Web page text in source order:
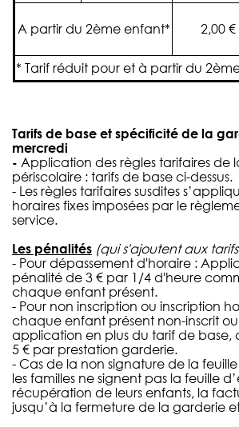
A partir du 2ème enfant* 2,00 €
* Tarif réduit pour et à partir du
Tarifs de base et spécificité de la
mercredi
- Application des règles tarifaires de
périscolaire : tarifs de base ci-dessus.
- Les règles tarifaires susdites
horaires fixes imposées par le
service.
Les pénalités (qui s'ajoutent aux
- Pour dépassement d'horaire :
pénalité de 3 € par 1/4 d'heure
chaque enfant présent.
- Pour non inscription ou inscription
chaque enfant présent non-inscrit ou
application en plus du tarif de base,
5 € par prestation garderie.
- Cas de la non signature de la
les familles ne signent pas la feuille
récupération de leurs enfants, la
jusqu’à la fermeture de la garderie et